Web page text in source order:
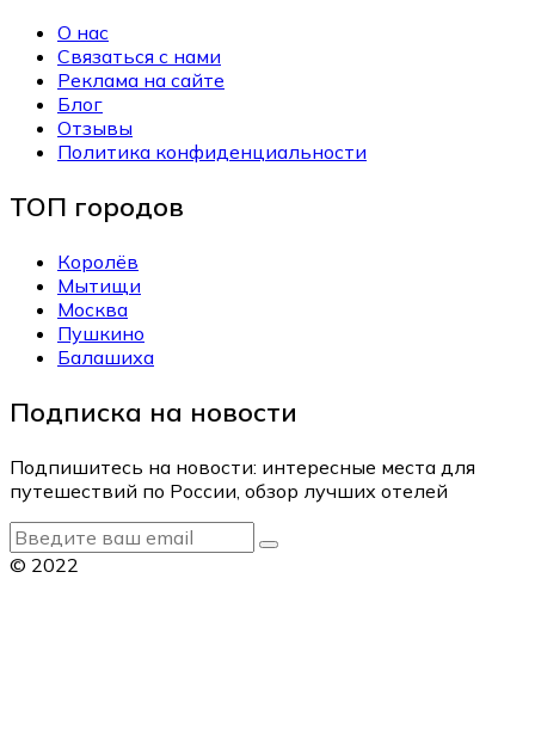
О нас
Связаться с нами
Реклама на сайте
Блог
Отзывы
Политика конфиденциальности
ТОП городов
Королёв
Мытищи
Москва
Пушкино
Балашиха
Подписка на новости
Подпишитесь на новости: интересные места для
путешествий по России, обзор лучших отелей
© 2022